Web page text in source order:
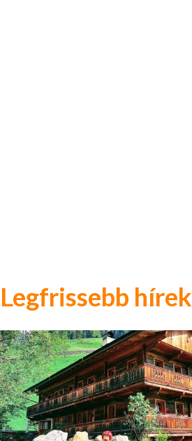
Legfrissebb hírek